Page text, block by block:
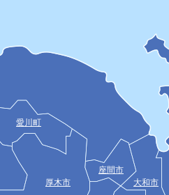
厚木市 大和市
座間市
愛川町